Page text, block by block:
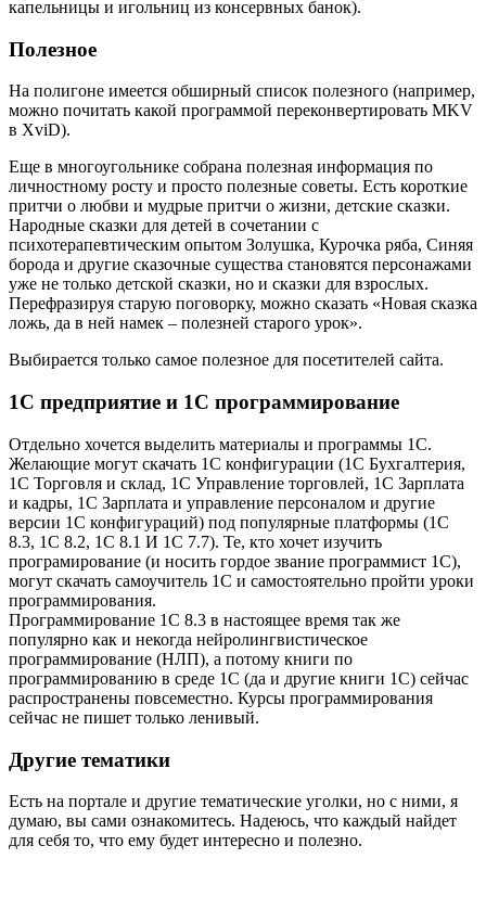
капельницы и игольниц из консервных банок).
Полезное
На полигоне имеется обширный список полезного (например,
можно почитать какой программой переконвертировать MKV
в XviD).
Еще в многоугольнике собрана полезная информация по
личностному росту и просто полезные советы. Есть короткие
притчи о любви и мудрые притчи о жизни, детские сказки.
Народные сказки для детей в сочетании с
психотерапевтическим опытом Золушка, Курочка ряба, Синяя
борода и другие сказочные существа становятся персонажами
уже не только детской сказки, но и сказки для взрослых.
Перефразируя старую поговорку, можно сказать «Новая сказка
ложь, да в ней намек – полезней старого урок».
Выбирается только самое полезное для посетителей сайта.
1С предприятие и 1С программирование
Отдельно хочется выделить материалы и программы 1C.
Желающие могут скачать 1С конфигурации (1С Бухгалтерия,
1С Торговля и склад, 1С Управление торговлей, 1С Зарплата
и кадры, 1С Зарплата и управление персоналом и другие
версии 1С конфигураций) под популярные платформы (1С
8.3, 1С 8.2, 1С 8.1 И 1С 7.7). Те, кто хочет изучить
програмирование (и носить гордое звание программист 1С),
могут скачать самоучитель 1С и самостоятельно пройти уроки
программирования.
Программирование 1С 8.3 в настоящее время так же
популярно как и некогда нейролингвистическое
программирование (НЛП), а потому книги по
программированию в среде 1С (да и другие книги 1С) сейчас
распространены повсеместно. Курсы программирования
сейчас не пишет только ленивый.
Другие тематики
Есть на портале и другие тематические уголки, но с ними, я
думаю, вы сами ознакомитесь. Надеюсь, что каждый найдет
для себя то, что ему будет интересно и полезно.